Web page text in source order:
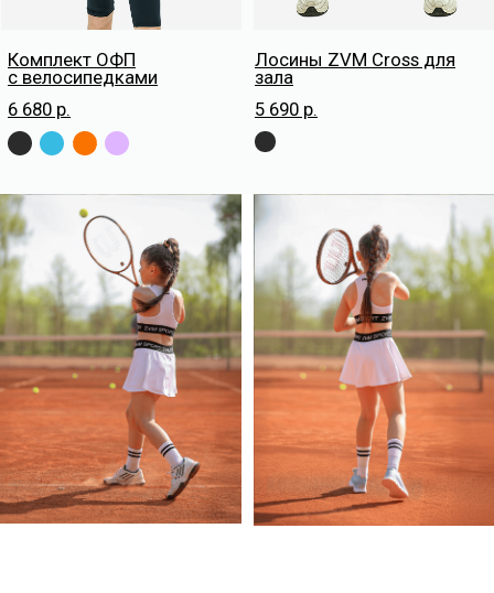
Способы оплаты
Факт. Адрес: г. Москва, строительный
проезд, д. 7а, кор. 18, ЭТАЖ 2
ИП ЗАВОЗИН МАКСИМ ИГОРЕВИЧ
ИНН: 770370136916
БИК: 044525225
Кор.счет: 30101810400000000225
Номер счета: 40802810738000328579
© ZVM SPORT. ВСЕ ПРАВА ЗАЩИЩЕНЫ
ПОЛИТИКА КОНФИДЕНЦИАЛЬНОСТИ